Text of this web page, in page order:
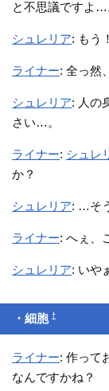
と不思議ですよ…
シュレリア: もう！
ライナー: 全っ然
シュレリア: 人の
さい…。
ライナー: シュレ
か？
シュレリア: …そ
ライナー: へぇ、
シュレリア: いや
・細胞†
ライナー: 作って
なんですかね？